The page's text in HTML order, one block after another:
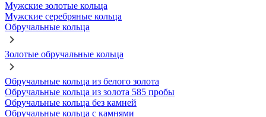
Мужские золотые кольца
Мужские серебряные кольца
Обручальные кольца
Золотые обручальные кольца
Обручальные кольца из белого золота
Обручальные кольца из золота 585 пробы
Обручальные кольца без камней
Обручальные кольца с камнями